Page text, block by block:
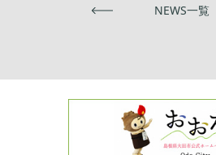
NEWS一覧